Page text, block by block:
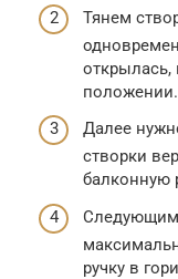
Тянем
положении.
Далее
створки
балконную
ручку в